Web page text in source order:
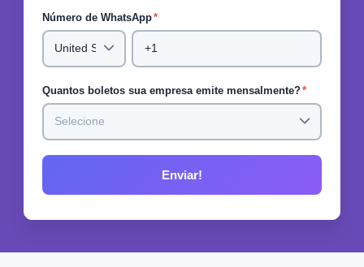
Número de WhatsApp*
Quantos boletos sua empresa emite mensalmente?*